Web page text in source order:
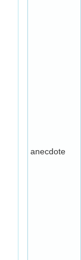
anecdote